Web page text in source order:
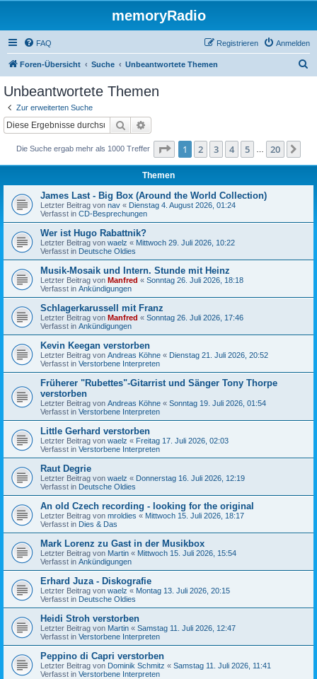
memoryRadio
FAQ Anmelden
Registrieren
Foren-Übersicht Suche Unbeantwortete Themen
Unbeantwortete Themen
Zur erweiterten Suche
Suche
Die Suche ergab mehr als 1000 Treffer Seite 1von 20
1 2 3 4 5 20
Themen
James Last - Big Box (Around the World Collection)
Letzter Beitrag von nav « Dienstag 4. August 2026, 01:24
Verfasst in CD-Besprechungen
Wer ist Hugo Rabattnik?
Letzter Beitrag von waelz « Mittwoch 29. Juli 2026, 10:22
Verfasst in Deutsche Oldies
Musik-Mosaik und Intern. Stunde mit Heinz
Letzter Beitrag von Manfred « Sonntag 26. Juli 2026, 18:18
Verfasst in Ankündigungen
Schlagerkarussell mit Franz
Letzter Beitrag von Manfred « Sonntag 26. Juli 2026, 17:46
Verfasst in Ankündigungen
Kevin Keegan verstorben
Letzter Beitrag von Andreas Köhne « Dienstag 21. Juli 2026, 20:52
Verfasst in Verstorbene Interpreten
Früherer "Rubettes"-Gitarrist und Sänger Tony Thorpe
verstorben
Letzter Beitrag von Andreas Köhne « Sonntag 19. Juli 2026, 01:54
Verfasst in Verstorbene Interpreten
Little Gerhard verstorben
Letzter Beitrag von waelz « Freitag 17. Juli 2026, 02:03
Verfasst in Verstorbene Interpreten
Raut Degrie
Letzter Beitrag von waelz « Donnerstag 16. Juli 2026, 12:19
Verfasst in Deutsche Oldies
An old Czech recording - looking for the original
Letzter Beitrag von mroldies « Mittwoch 15. Juli 2026, 18:17
Verfasst in Dies & Das
Mark Lorenz zu Gast in der Musikbox
Letzter Beitrag von Martin « Mittwoch 15. Juli 2026, 15:54
Verfasst in Ankündigungen
Erhard Juza - Diskografie
Letzter Beitrag von waelz « Montag 13. Juli 2026, 20:15
Verfasst in Deutsche Oldies
Heidi Stroh verstorben
Letzter Beitrag von Martin « Samstag 11. Juli 2026, 12:47
Verfasst in Verstorbene Interpreten
Peppino di Capri verstorben
Letzter Beitrag von Dominik Schmitz « Samstag 11. Juli 2026, 11:41
Verfasst in Verstorbene Interpreten